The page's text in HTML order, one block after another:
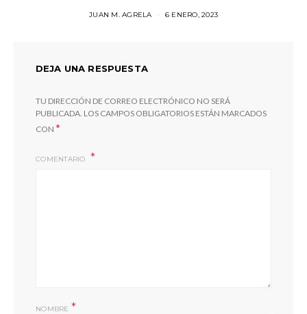
JUAN M. AGRELA 6 ENERO, 2023
DEJA UNA RESPUESTA
TU DIRECCIÓN DE CORREO ELECTRÓNICO NO SERÁ
PUBLICADA. LOS CAMPOS OBLIGATORIOS ESTÁN MARCADOS
CON *
COMENTARIO
NOMBRE *